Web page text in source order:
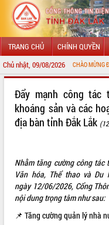
TRANG CHỦ CHÍNH QUYỀN
Chủ nhật, 09/08/2026CHÀO MỪNG ĐẾN VỚI
LÃNH ĐẠO UBND TỈNH
SỞ, BAN, NGÀNH
UBND CÁC XÃ, PHƯỜNG
Đẩy mạnh công tác
khoáng sản và các
địa bàn tỉnh Đắk Lắk
Nhằm tăng cường công tác
Văn hóa, Thể thao và Du
ngày 12/06/2026, Cổng
nội dung trọng tâm như sau:
📌 Tăng cường quản lý nhà